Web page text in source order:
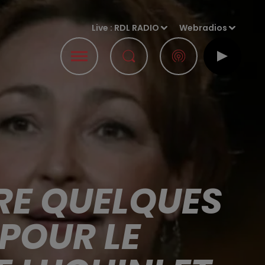
Live :RDL RADIO Webradios
QUELQUES
LE